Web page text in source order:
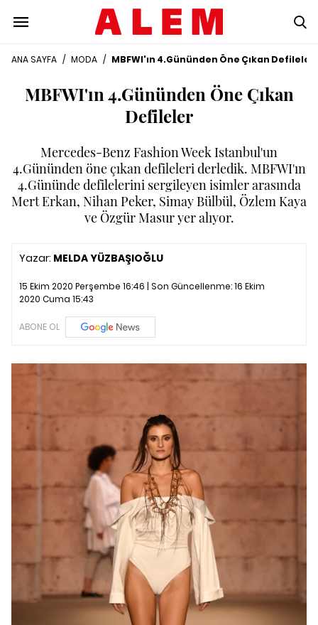
ANA SAYFA / MODA / MBFWI'ın 4.Gününden Öne Çıkan Defileler
MBFWI'ın 4.Gününden Öne Çıkan
Defileler
Mercedes-Benz Fashion Week Istanbul'un
4.Gününden öne çıkan defileleri derledik. MBFWI'ın
4.Gününde defilelerini sergileyen isimler arasında
Mert Erkan, Nihan Peker, Simay Bülbül, Özlem Kaya
ve Özgür Masur yer alıyor.
Yazar: MELDA YÜZBAŞIOĞLU
15 Ekim 2020 Perşembe 16:46 | Son Güncellenme:16 Ekim
2020 Cuma 15:43
ABONE OL